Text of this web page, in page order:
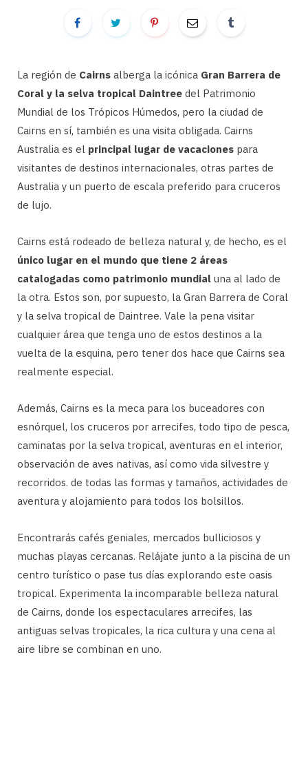
La región de Cairns alberga la icónica Gran Barrera de
Coral y la selva tropical Daintree del Patrimonio
Mundial de los Trópicos Húmedos, pero la ciudad de
Cairns en sí, también es una visita obligada. Cairns
Australia es el principal lugar de vacaciones para
visitantes de destinos internacionales, otras partes de
Australia y un puerto de escala preferido para cruceros
de lujo.
Cairns está rodeado de belleza natural y, de hecho, es el
único lugar en el mundo que tiene 2 áreas
catalogadas como patrimonio mundial una al lado de
la otra. Estos son, por supuesto, la Gran Barrera de Coral
y la selva tropical de Daintree. Vale la pena visitar
cualquier área que tenga uno de estos destinos a la
vuelta de la esquina, pero tener dos hace que Cairns sea
realmente especial.
Además, Cairns es la meca para los buceadores con
esnórquel, los cruceros por arrecifes, todo tipo de pesca,
caminatas por la selva tropical, aventuras en el interior,
observación de aves nativas, así como vida silvestre y
recorridos. de todas las formas y tamaños, actividades de
aventura y alojamiento para todos los bolsillos.
Encontrarás cafés geniales, mercados bulliciosos y
muchas playas cercanas. Relájate junto a la piscina de un
centro turístico o pase tus días explorando este oasis
tropical. Experimenta la incomparable belleza natural
de Cairns, donde los espectaculares arrecifes, las
antiguas selvas tropicales, la rica cultura y una cena al
aire libre se combinan en uno.